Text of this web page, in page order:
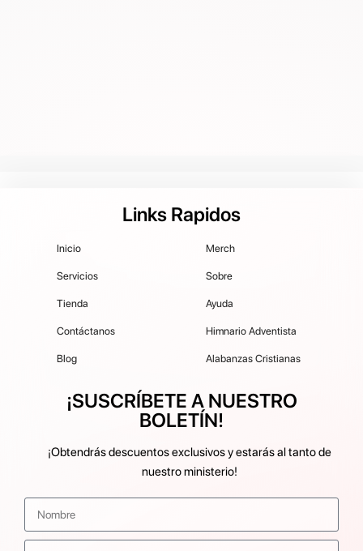
Links Rapidos
Inicio
Servicios
Tienda
Contáctanos
Blog
Merch
Sobre
Ayuda
Himnario Adventista
Alabanzas Cristianas
¡SUSCRÍBETE A NUESTRO
BOLETÍN!
¡Obtendrás descuentos exclusivos y estarás al tanto de
nuestro ministerio!